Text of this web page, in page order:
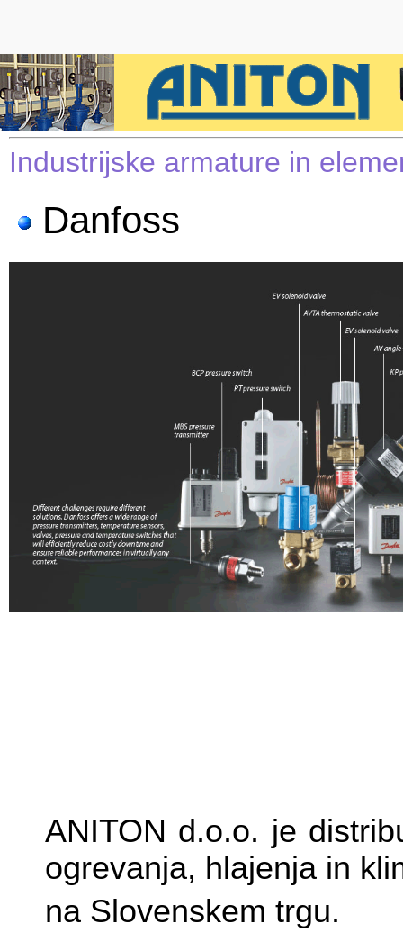
Industrijske armature in
Danfoss
ANITON d.o.o. je
ogrevanja, hlajenja in
na Slovenskem trgu.